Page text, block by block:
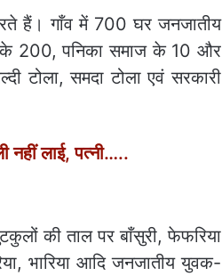
हैं। गाँव में 700 घर जनजातीय
200, पनिका समाज के 10 और
टोला, समदा टोला एवं सरकारी
नहीं लाई, पत्‍नी…..
की ताल पर बाँसुरी, फेफरिया
भारिया आदि जनजातीय युवक-